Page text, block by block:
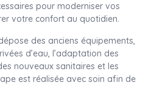
pour moderniser vos
votre confort au quotidien.
des anciens équipements,
d’eau, l’adaptation des
nouveaux sanitaires et les
est réalisée avec soin afin de